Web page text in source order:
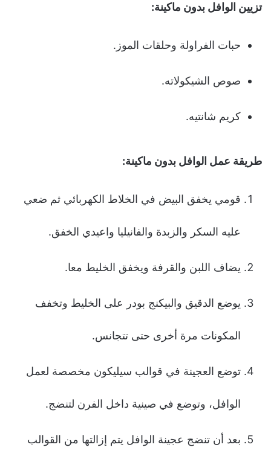
تزيين الوافل بدون ماكينة:
حبات الفراولة وحلقات الموز.
صوص الشيكولاته.
كريم شانتيه.
طريقة عمل الوافل بدون ماكينة:
قومي يخفق البيض في الخلاط الكهربائي ثم ضعي
عليه السكر والزبدة والفانيليا واعيدي الخفق.
يضاف اللبن والقرفة ويخفق الخليط معا.
يوضع الدقيق والبيكنج بودر على الخليط وتخفف
المكونات مرة أخرى حتى تتجانس.
توضع العجينة في قوالب سيليكون مخصصة لعمل
الوافل، وتوضع في صينية داخل الفرن لتنضج.
بعد أن تنضج عجينة الوافل يتم إزالتها من القوالب